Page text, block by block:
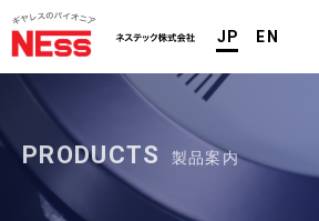
JP EN
PRODUCTS 製品案内